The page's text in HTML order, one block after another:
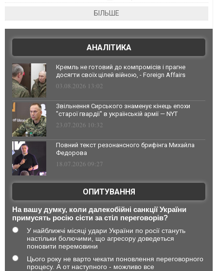
БІЛЬШЕ
АНАЛІТИКА
Кремль не готовий до компромісів і прагне
досягти своїх цілей війною, - Foreign Affairs
03.08.2026 13:02
Звільнення Сирського знаменує кінець епохи
"старої гвардії" в українській армії — NYT
23.07.2026 10:32
Повний текст резонансного брифінга Михайла
Федорова
18.07.2026 09:27
ОПИТУВАННЯ
На вашу думку, коли далекобійні санкції України
примусять росію сісти за стіл переговорів?
У найближчі місяці удари України по росії стануть
настільки болючими, що агресору доведеться
поновити перемовини
Цього року не варто чекати поновлення переговорного
процесу. А от наступного - можливо все